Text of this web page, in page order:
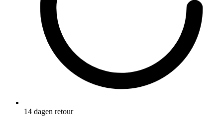
14 dagen retour